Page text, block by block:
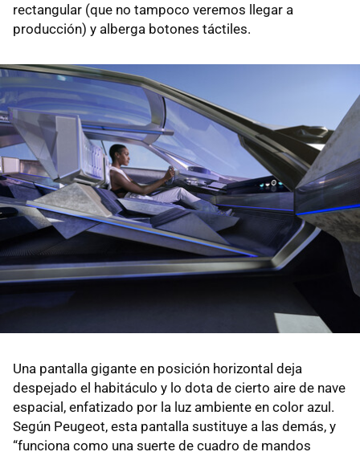
rectangular (que no tampoco veremos llegar a
producción) y alberga botones táctiles.
Una pantalla gigante en posición horizontal deja
despejado el habitáculo y lo dota de cierto aire de nave
espacial, enfatizado por la luz ambiente en color azul.
Según Peugeot, esta pantalla sustituye a las demás, y
“funciona como una suerte de cuadro de mandos